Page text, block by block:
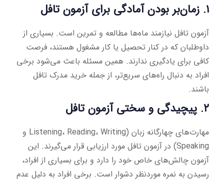
۱. زمان‌بر بودن آمادگی برای آزمون تافل
آزمون تافل نیازمند ماه‌ها مطالعه و تمرین است. بسیاری از
داوطلبان که در کنار تحصیل یا کار مشغول هستند، فرصت
کافی برای یادگیری ندارند. همین مسئله باعث می‌شود برخی
افراد به دنبال راه‌های سریع‌تر، از جمله خرید مدرک تافل
باشند.
۲. پیچیدگی و سختی آزمون تافل
مهارت‌های چهارگانه زبان (Listening، Reading، Writing و
Speaking) در آزمون تافل مورد ارزیابی قرار می‌گیرند. این
آزمون چالش‌های خاص خود را دارد و برای بسیاری از افراد،
رسیدن به نمره موردنظر دشوار است. برخی افراد به دلیل عدم